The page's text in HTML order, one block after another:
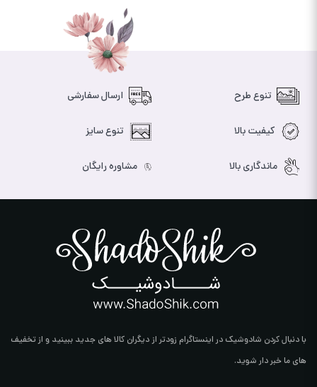
تنوع طرح ارسال سفارشی
کیفیت بالا تنوع سایز
ماندگاری بالا مشاوره رایگان
با دنبال کردن شادوشیک در اینستاگرام زودتر از دیگران کالا های جدید ببینید و از تخفیف
های ما خبر دار شوید.